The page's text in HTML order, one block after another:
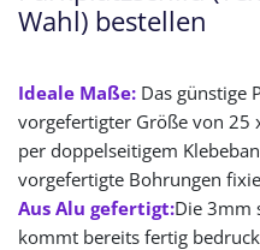
Wahl) bestellen
Ideale Maße: Das günstige
vorgefertigter Größe von 25
per doppelseitigem
vorgefertigte Bohrungen
Aus Alu gefertigt:Die 3mm
kommt bereits fertig